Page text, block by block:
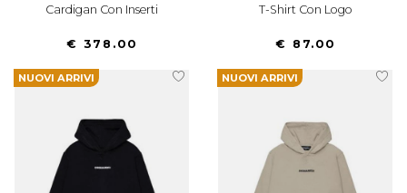
Cardigan Con Inserti
€ 378.00
T-Shirt Con Logo
€ 87.00
NUOVI ARRIVI NUOVI ARRIVI